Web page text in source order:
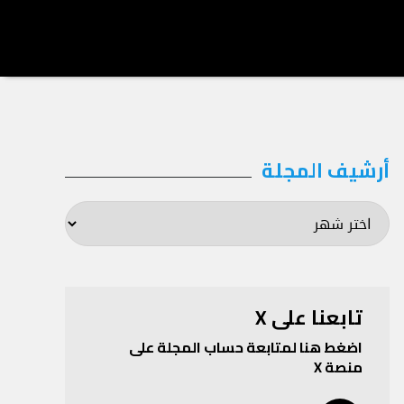
أرشيف المجلة
المجلة
تابعنا على X
اضغط هنا لمتابعة حساب المجلة على
منصة X